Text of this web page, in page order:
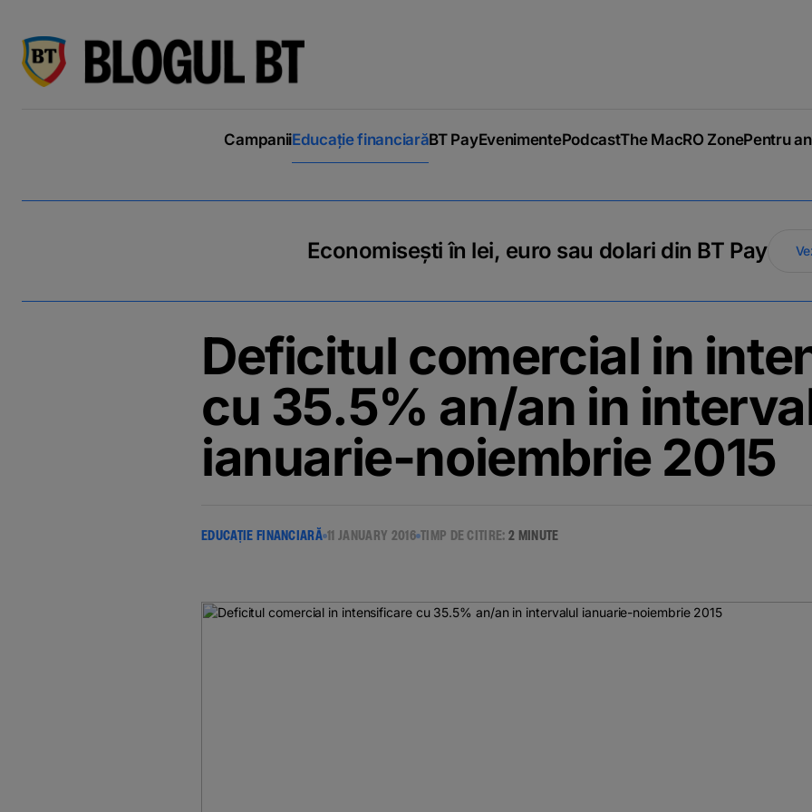
CampaniiEducație financiarăBT PayEvenimentePodcastThe MacRO ZonePentru
Economisești în lei, euro sau dolari din BT Pay
Deficitul comercial in
cu 35.5% an/an in
ianuarie-noiembrie 2015
EDUCAȚIE FINANCIARĂ 11 JANUARY 2016 TIMP DE CITIRE:2 MINUTE